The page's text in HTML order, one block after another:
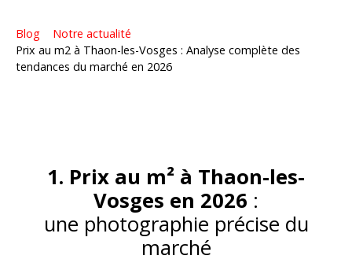
Blog
Notre actualité
Prix au m2 à Thaon-les-Vosges : Analyse complète des
tendances du marché en 2026
1. Prix au m² à Thaon-les-
Vosges en 2026 :
une photographie précise du
marché